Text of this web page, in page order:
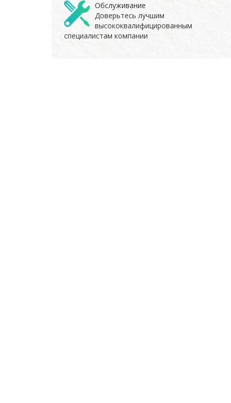
Обслуживание
Доверьтесь лучшим
высококвалифицированным
специалистам компании